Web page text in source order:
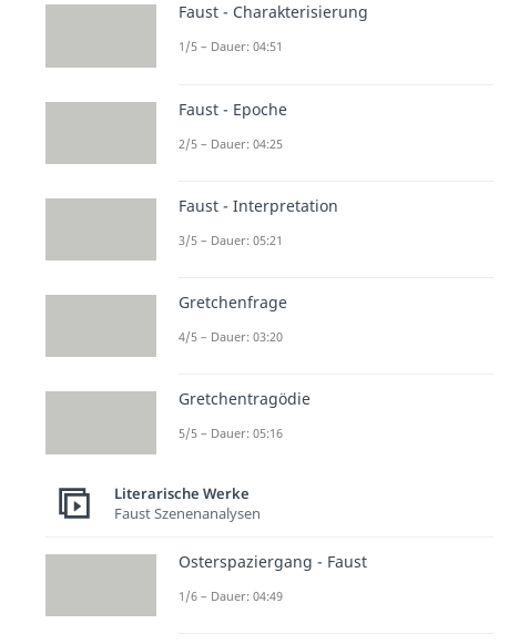
Faust - Charakterisierung
1/5 – Dauer: 04:51
Faust - Epoche
2/5 – Dauer: 04:25
Faust - Interpretation
3/5 – Dauer: 05:21
Gretchenfrage
4/5 – Dauer: 03:20
Gretchentragödie
5/5 – Dauer: 05:16
Literarische Werke
Faust Szenenanalysen
Osterspaziergang - Faust
1/6 – Dauer: 04:49